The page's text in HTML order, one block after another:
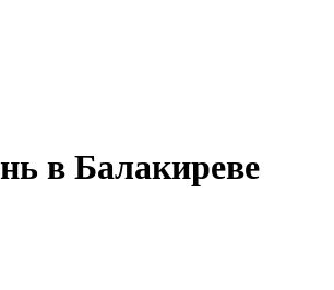
в Балакиреве